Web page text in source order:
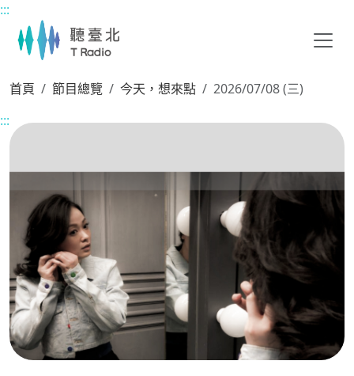
主要內容區塊
:::
首頁 節目總覽 今天，想來點
2026/07/08 (三)
:::